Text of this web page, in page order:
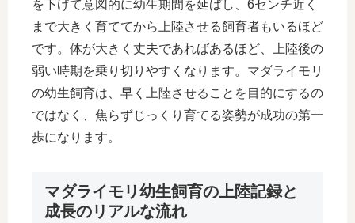
を下げて意図的に幼生期間を延ばし、6センチ近く
まで大きく育ててから上陸させる飼育者もいるほど
です。体が大きく丈夫であればあるほど、上陸後の
弱い時期を乗り切りやすくなります。マダライモリ
の幼生飼育は、早く上陸させることを目的にするの
ではなく、焦らずじっくり育てる姿勢が成功の第一
歩になります。
マダライモリ幼生飼育の上陸記録と
成長のリアルな流れ